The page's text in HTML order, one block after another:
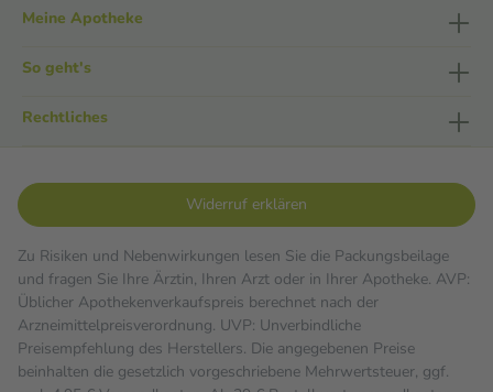
Meine Apotheke
So geht's
Rechtliches
Widerruf erklären
Zu Risiken und Nebenwirkungen lesen Sie die Packungsbeilage
und fragen Sie Ihre Ärztin, Ihren Arzt oder in Ihrer Apotheke. AVP:
Üblicher Apothekenverkaufspreis berechnet nach der
Arzneimittelpreisverordnung. UVP: Unverbindliche
Preisempfehlung des Herstellers. Die angegebenen Preise
beinhalten die gesetzlich vorgeschriebene Mehrwertsteuer, ggf.